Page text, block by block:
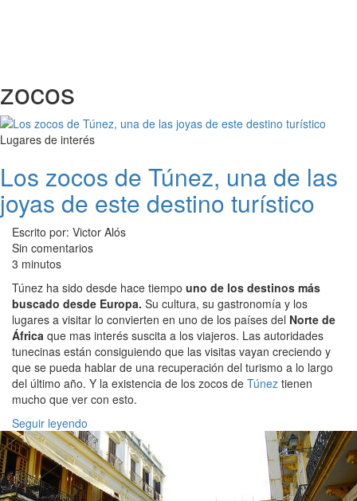
zocos
Lugares de interés
Los zocos de Túnez, una de las
joyas de este destino turístico
Escrito por: Victor Alós
Sin comentarios
3 minutos
Túnez ha sido desde hace tiempo uno de los destinos más
buscado desde Europa. Su cultura, su gastronomía y los
lugares a visitar lo convierten en uno de los países del Norte de
África que mas interés suscita a los viajeros. Las autoridades
tunecinas están consiguiendo que las visitas vayan creciendo y
que se pueda hablar de una recuperación del turismo a lo largo
del último año. Y la existencia de los zocos de Túnez tienen
mucho que ver con esto.
Seguir leyendo